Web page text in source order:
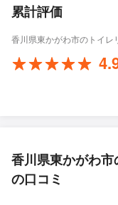
累計評価
香川県東かがわ市のトイレ
香川県東かがわ
の口コミ